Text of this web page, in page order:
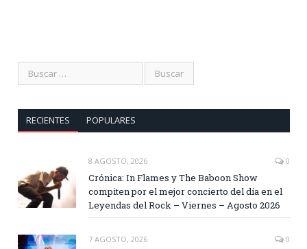
RECIENTES POPULARES
8 AGOSTO, 2026 0
Crónica: In Flames y The Baboon Show
compiten por el mejor concierto del día en el
Leyendas del Rock – Viernes – Agosto 2026
7 AGOSTO, 2026 0